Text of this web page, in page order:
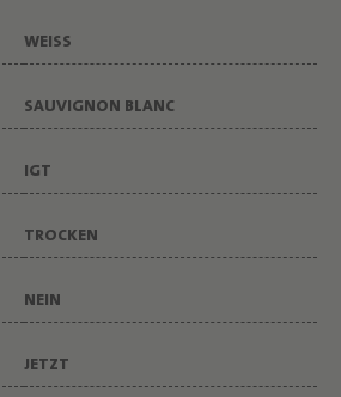
WEISS
SAUVIGNON BLANC
IGT
TROCKEN
NEIN
JETZT